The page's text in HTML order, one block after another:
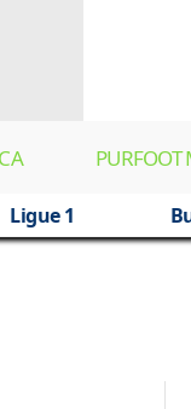
PURFOOT
Ligue 1